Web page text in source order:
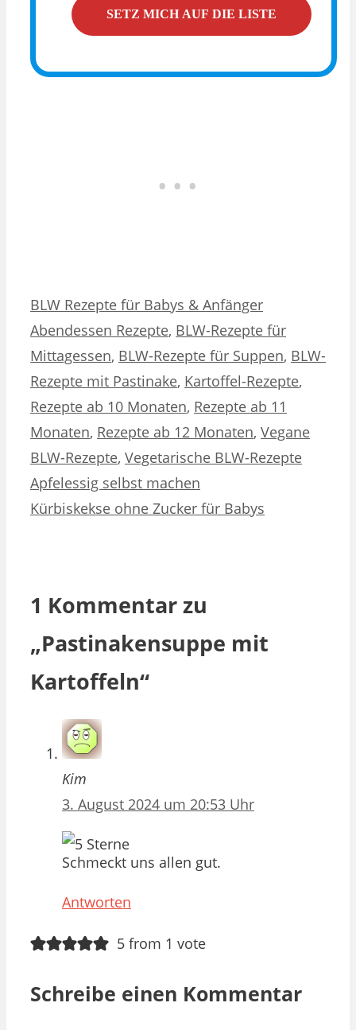
Kategorien
BLW Rezepte für Babys & AnfängerSchlagwörter
Abendessen Rezepte, BLW-Rezepte für
Mittagessen, BLW-Rezepte für Suppen, BLW-
Rezepte mit Pastinake, Kartoffel-Rezepte,
Rezepte ab 10 Monaten, Rezepte ab 11
Monaten, Rezepte ab 12 Monaten, Vegane
BLW-Rezepte, Vegetarische BLW-Rezepte
Apfelessig selbst machen
Kürbiskekse ohne Zucker für Babys
1 Kommentar zu
„Pastinakensuppe mit
Kartoffeln“
Kim
3. August 2024 um 20:53 Uhr
Schmeckt uns allen gut.
Antworten
5 from 1 vote
Schreibe einen Kommentar